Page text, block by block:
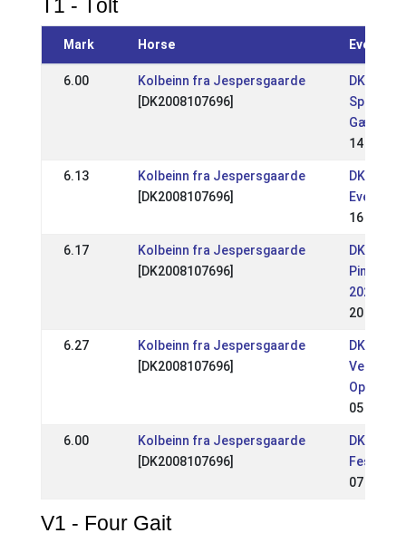
T1 - Tölt
Mark Horse Event
6.00
Kolbeinn fra Jespersgaarde
[DK2008107696]
DK: DM
Sport og
14 Jul
6.13
Kolbeinn fra Jespersgaarde
[DK2008107696]
DK: Aros
Event
16 Jun
6.17
Kolbeinn fra Jespersgaarde
[DK2008107696]
DK:
2024
20 May
6.27
Kolbeinn fra Jespersgaarde
[DK2008107696]
DK:
Open
05 May
6.00
Kolbeinn fra Jespersgaarde
[DK2008107696]
DK:
Festival
07 Apr
V1 - Four Gait